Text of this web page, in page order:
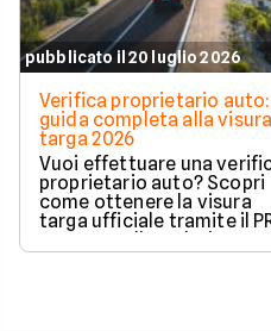
pubblicato il 20 luglio 2026
Verifica proprietario auto:
guida completa alla visura
targa 2026
Vuoi effettuare una
proprietario auto? Scopri
come ottenere la visura
targa ufficiale tramite il
per controllare dati e
vincoli in totale sicurezza.